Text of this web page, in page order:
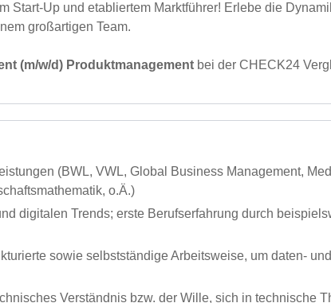
Start-Up und etabliertem Marktführer! Erlebe die
großartigen Team.
(m/w/d) Produktmanagement bei der CHECK24
(BWL, VWL, Global Business Management,
o.Ä.)
digitalen Trends; erste Berufserfahrung durch
sowie selbstständige Arbeitsweise, um daten-
Verständnis bzw. der Wille, sich in technische